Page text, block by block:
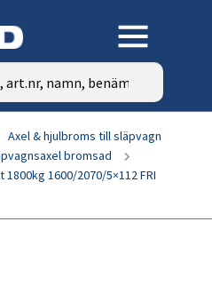
Axel & hjulbroms till släpvagn
bromsad
1600/2070/5×112 FRI